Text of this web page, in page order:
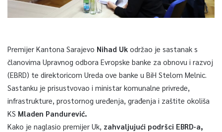
Premijer Kantona Sarajevo Nihad Uk održao je sastanak s
članovima Upravnog odbora Evropske banke za obnovu i razvoj
(EBRD) te direktoricom Ureda ove banke u BiH Stelom Melnic.
Sastanku je prisustvovao i ministar komunalne privrede,
infrastrukture, prostornog uređenja, građenja i zaštite okoliša
KS Mladen Pandurević.
Kako je naglasio premijer Uk, zahvaljujući podršci EBRD-a,